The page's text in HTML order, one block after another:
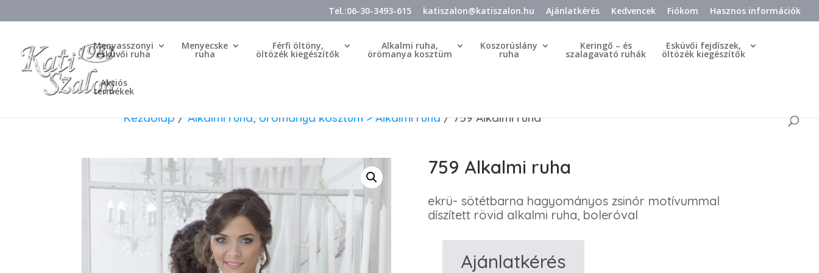
Tel.:06-30-3493-615 katiszalon@katiszalon.hu Ajánlatkérés Kedvencek Fiókom Hasznos információk
Menyasszonyi
esküvői ruha
Menyecske
ruha
Férfi öltöny,
öltözék kiegészítők
Alkalmi ruha,
örömanya kosztüm
Koszorúslány
ruha
Keringő – és
szalagavató ruhák
Esküvői fejdíszek,
öltözék kiegészítők
Akciós
termékek
Kezdőlap/Alkalmi ruha, örömanya kosztüm > Alkalmi ruha/ 759 Alkalmi ruha
759 Alkalmi ruha
ekrü- sötétbarna hagyományos zsinór motívummal
díszített rövid alkalmi ruha, boleróval
Ajánlatkérés